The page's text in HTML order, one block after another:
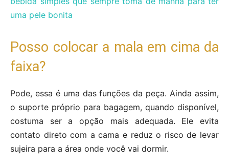
uma pele bonita
Posso colocar a mala em cima da
faixa?
Pode, essa é uma das funções da peça. Ainda assim,
o suporte próprio para bagagem, quando disponível,
costuma ser a opção mais adequada. Ele evita
contato direto com a cama e reduz o risco de levar
sujeira para a área onde você vai dormir.